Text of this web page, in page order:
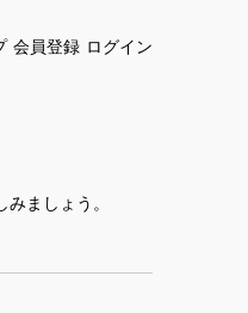
会員登録 ログイン
ましょう。